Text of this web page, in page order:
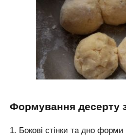
формування десерту
1. Бокові стінки та дно форми